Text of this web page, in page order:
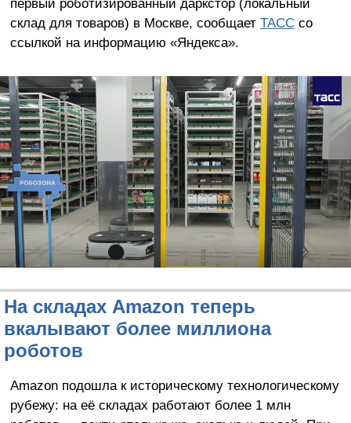
склад для товаров) в Москве, сообщает ТАССсо
ссылкой на информацию «Яндекса».
На складах Amazon теперь
вкалывают более миллиона
роботов
Amazon подошла к историческому технологическому
рубежу: на её складах работают более 1 млн